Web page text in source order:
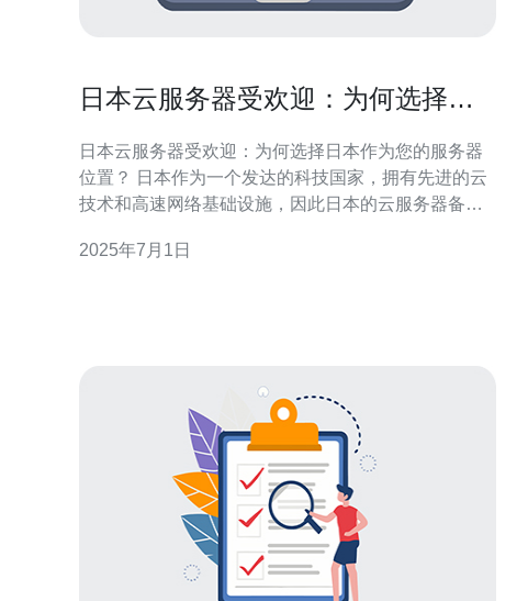
日本云服务器受欢迎：为何选择日
日本云服务器受欢迎：为何选择日本作为您的服务器
位置？ 日本作为一个发达的科技国家，拥有先进的云
技术和高速网络基础设施，因此日本的云服务器备受
网站和应用程序，享受优质的服务和稳定的网络连
2025年7月1日